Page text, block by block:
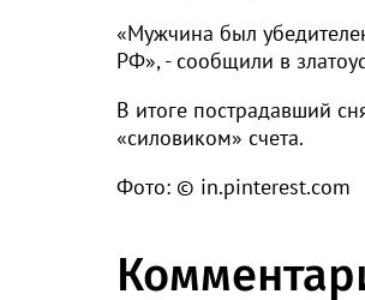
«Мужчина был
РФ», - сообщили в
В итоге пострадавший
«силовиком» счета.
Фото: © in.pinterest.com